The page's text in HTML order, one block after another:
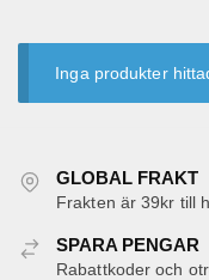
Inga produkter
GLOBAL FRAKT
Frakten är 39kr till
SPARA PENGAR
Rabattkoder och